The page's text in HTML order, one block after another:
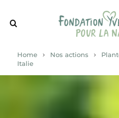
Home Nos actions
Italie